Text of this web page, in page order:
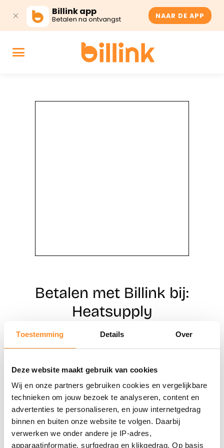
Toestemming Details Over
Deze website maakt gebruik van cookies
Wij en onze partners gebruiken cookies en vergelijkbare
technieken om jouw bezoek te analyseren, content en
advertenties te personaliseren, en jouw internetgedrag
binnen en buiten onze website te volgen. Daarbij
verwerken we onder andere je IP-adres,
apparaatinformatie, surfgedrag en klikgedrag. Op basis
Billink app
Betalen na ontvangst NAAR DE APP
Betalen met Billink bij:
Heatsupply
Naar winkels